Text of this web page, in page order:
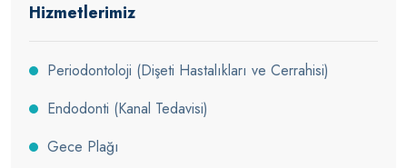
Hizmetlerimiz
Periodontoloji (Dişeti Hastalıkları ve Cerrahisi)
Endodonti (Kanal Tedavisi)
Gece Plağı